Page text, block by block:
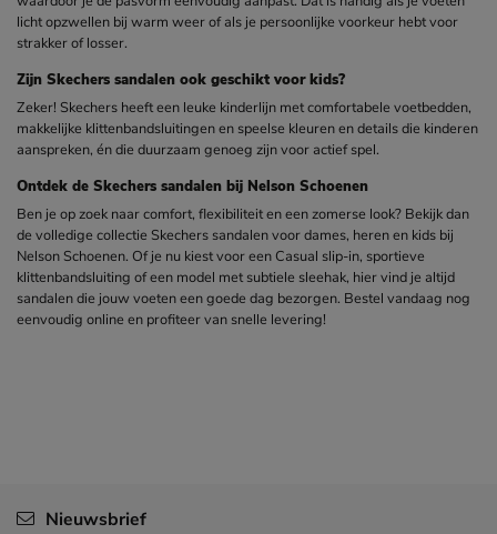
licht opzwellen bij warm weer of als je persoonlijke voorkeur hebt voor
strakker of losser.
Zijn Skechers sandalen ook geschikt voor kids?
Zeker! Skechers heeft een leuke kinderlijn met comfortabele voetbedden,
makkelijke klittenbandsluitingen en speelse kleuren en details die kinderen
aanspreken, én die duurzaam genoeg zijn voor actief spel.
Ontdek de Skechers sandalen bij Nelson Schoenen
Ben je op zoek naar comfort, flexibiliteit en een zomerse look? Bekijk dan
de volledige collectie Skechers sandalen voor dames, heren en kids bij
Nelson Schoenen. Of je nu kiest voor een Casual slip-in, sportieve
klittenbandsluiting of een model met subtiele sleehak, hier vind je altijd
sandalen die jouw voeten een goede dag bezorgen. Bestel vandaag nog
eenvoudig online en profiteer van snelle levering!
Nieuwsbrief